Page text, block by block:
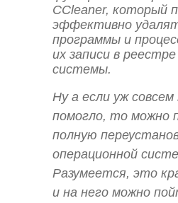
CCleaner, который
эффективно
программы и
их записи в
системы.
Ну а если уж совсем
помогло, то можно
полную
операционной
Разумеется, это
и на него можно